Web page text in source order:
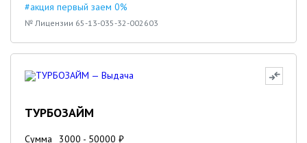
#акция первый заем 0%
№ Лицензии 65-13-035-32-002603
ТУРБОЗАЙМ
Сумма 3000 - 50000 ₽